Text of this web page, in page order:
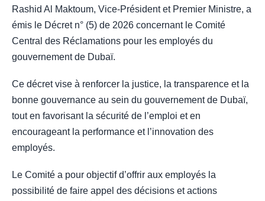
Rashid Al Maktoum, Vice-Président et Premier Ministre, a
émis le Décret n° (5) de 2026 concernant le Comité
Central des Réclamations pour les employés du
gouvernement de Dubaï.
Ce décret vise à renforcer la justice, la transparence et la
bonne gouvernance au sein du gouvernement de Dubaï,
tout en favorisant la sécurité de l’emploi et en
encourageant la performance et l’innovation des
employés.
Le Comité a pour objectif d’offrir aux employés la
possibilité de faire appel des décisions et actions